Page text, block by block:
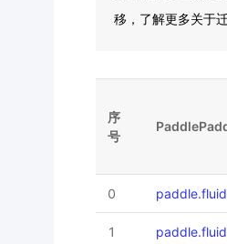
移，了解更多关于
序
号
0
1